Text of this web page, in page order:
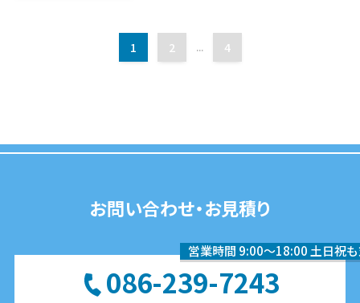
1 2 ... 4
お問い合わせ・お見積り
営業時間 9:00〜18:00 土日祝
086-239-7243